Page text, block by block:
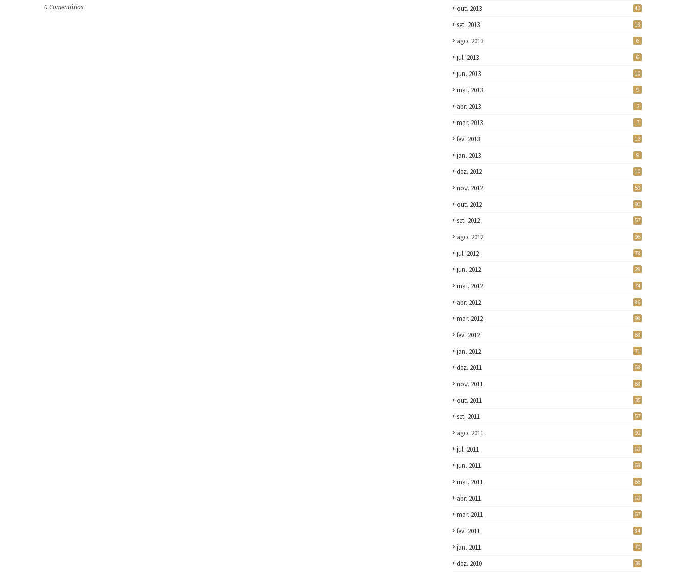
0 Comentários out. 2013 43
set. 2013 18
ago. 2013 6
jul. 2013 6
jun. 2013 10
mai. 2013 9
abr. 2013 2
mar. 2013 7
fev. 2013 13
jan. 2013 9
dez. 2012 10
nov. 2012 59
out. 2012 90
set. 2012 57
ago. 2012 96
jul. 2012 78
jun. 2012 28
mai. 2012 74
abr. 2012 86
mar. 2012 98
fev. 2012 68
jan. 2012 71
dez. 2011 68
nov. 2011 68
out. 2011 35
set. 2011 57
ago. 2011 92
jul. 2011 63
jun. 2011 69
mai. 2011 66
abr. 2011 63
mar. 2011 67
fev. 2011 84
jan. 2011 70
dez. 2010 39